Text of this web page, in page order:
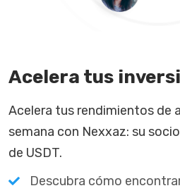
Acelera tus
Acelera tus rendimientos de
semana con Nexxaz: su
de USDT.
Descubra cómo